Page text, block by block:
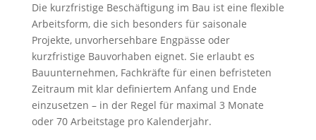
Die kurzfristige Beschäftigung im Bau ist eine flexible
Arbeitsform, die sich besonders für saisonale
Projekte, unvorhersehbare Engpässe oder
kurzfristige Bauvorhaben eignet. Sie erlaubt es
Bauunternehmen, Fachkräfte für einen befristeten
Zeitraum mit klar definiertem Anfang und Ende
einzusetzen – in der Regel für maximal 3 Monate
oder 70 Arbeitstage pro Kalenderjahr.